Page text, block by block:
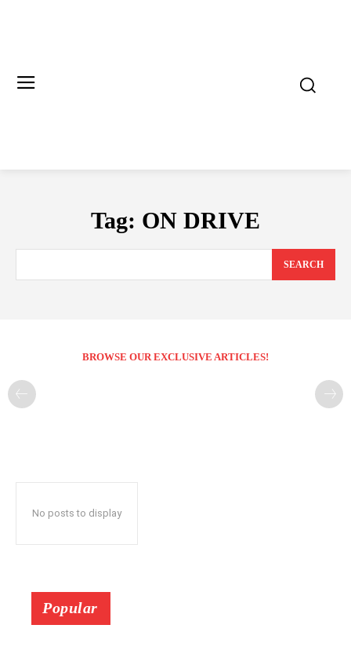
Tag: ON DRIVE
SEARCH
BROWSE OUR EXCLUSIVE ARTICLES!
No posts to display
Popular